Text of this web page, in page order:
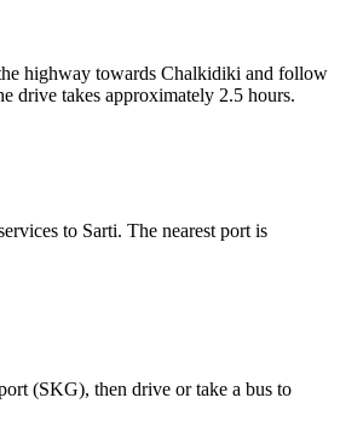
highway towards Chalkidiki and follow
drive takes approximately 2.5 hours.
to Sarti. The nearest port is
(SKG), then drive or take a bus to